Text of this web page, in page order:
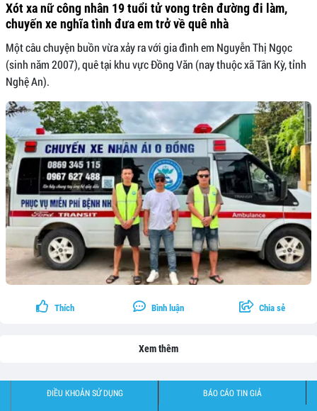
Xót xa nữ công nhân 19 tuổi tử vong trên đường đi làm,
chuyến xe nghĩa tình đưa em trở về quê nhà
Một câu chuyện buồn vừa xảy ra với gia đình em Nguyễn Thị Ngọc
(sinh năm 2007), quê tại khu vực Đồng Văn (nay thuộc xã Tân Kỳ, tỉnh
Nghệ An).
Thích Bình luận Chia sẻ
Xem thêm
ĐIỀU KHOẢN SỬ DỤNG BÁO CÁO TIN GIẢ